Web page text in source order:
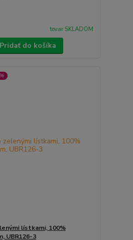
tovar SKLADOM
Pridať do košíka
lístkami, 100%
UBR126-3